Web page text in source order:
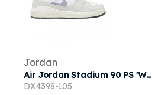
Jordan
Air Jordan Stadium 90 PS 'White Indigo Haze Anthracite' | Kid's Size 3
DX4398-105